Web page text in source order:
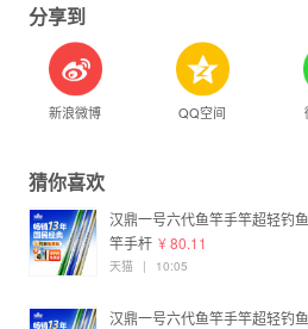
分享到
新浪微博 QQ空间
猜你喜欢
汉鼎一号六代鱼竿手竿超轻钓
竿手杆 ¥ 80.11
天猫 | 10:05
汉鼎一号六代鱼竿手竿超轻钓